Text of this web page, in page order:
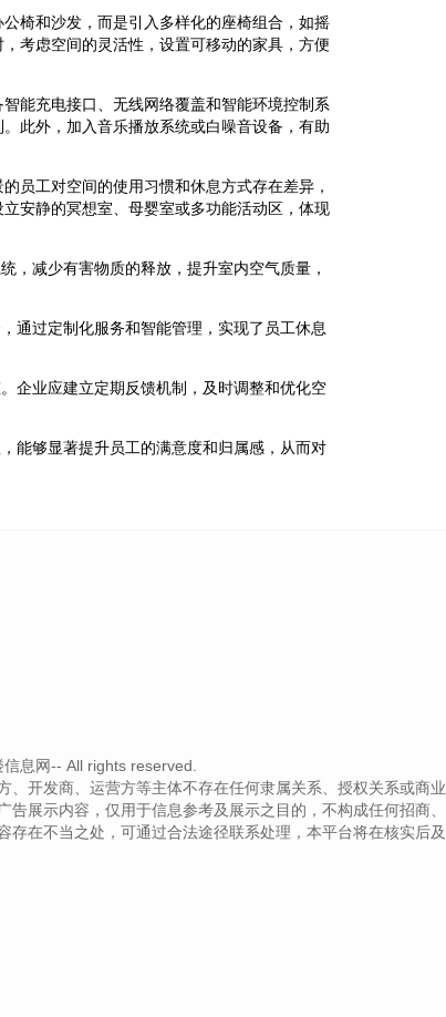
椅和沙发，而是引入多样化的座椅组合，如摇
考虑空间的灵活性，设置可移动的家具，方便
能充电接口、无线网络覆盖和智能环境控制系
此外，加入音乐播放系统或白噪音设备，有助
员工对空间的使用习惯和休息方式存在差异，
安静的冥想室、母婴室或多功能活动区，体现
，减少有害物质的释放，提升室内空气质量，
通过定制化服务和智能管理，实现了员工休息
企业应建立定期反馈机制，及时调整和优化空
能够显著提升员工的满意度和归属感，从而对
息网-- All rights reserved.
开发商、运营方等主体不存在任何隶属关系、授权关系或商业
展示内容，仅用于信息参考及展示之目的，不构成任何招商、
在不当之处，可通过合法途径联系处理，本平台将在核实后及